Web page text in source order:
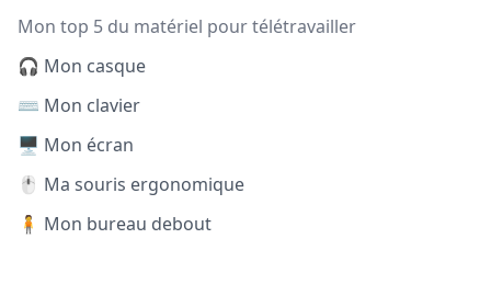
Mon top 5 du matériel pour télétravailler
🎧 Mon casque
⌨️ Mon clavier
🖥️ Mon écran
🖱️ Ma souris ergonomique
🧍 Mon bureau debout